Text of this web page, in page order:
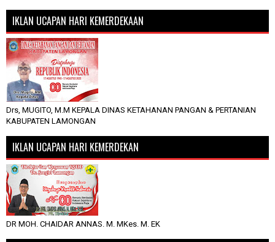
IKLAN UCAPAN HARI KEMERDEKAAN
Drs, MUGITO, M.M KEPALA DINAS KETAHANAN PANGAN & PERTANIAN
KABUPATEN LAMONGAN
IKLAN UCAPAN HARI KEMERDEKAN
DR MOH. CHAIDAR ANNAS. M. MKes. M. EK